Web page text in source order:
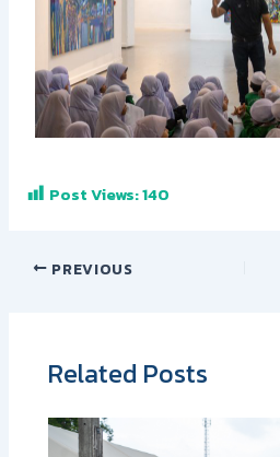
Post Views:140
PREVIOUS
Related Posts